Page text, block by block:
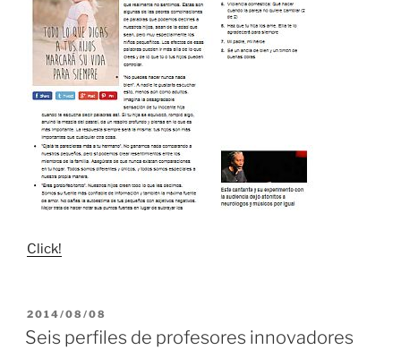
Click!
PUBLICADO
EL
2014/08/08
Seis perfiles de profesores innovadores